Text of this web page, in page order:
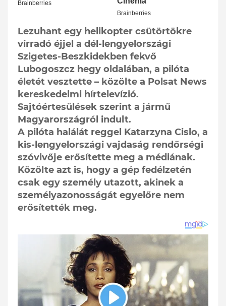
Lezuhant egy helikopter csütörtökre
virradó éjjel a dél-lengyelországi
Szigetes-Beszkidekben fekvő
Lubogoszcz hegy oldalában, a pilóta
életét vesztette – közölte a Polsat News
kereskedelmi hírtelevízió.
Sajtóértesülések szerint a jármű
Magyarországról indult.
A pilóta halálát reggel Katarzyna Cislo, a
kis-lengyelországi vajdaság rendőrségi
szóvivője erősítette meg a médiának.
Közölte azt is, hogy a gép fedélzetén
csak egy személy utazott, akinek a
személyazonosságát egyelőre nem
erősítették meg.